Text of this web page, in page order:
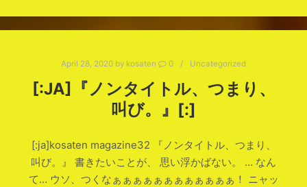
April 28, 2020 by kosaten 0 Uncategorized
[:JA]『ノンタイトル、つまり、
叫び。』[:]
[:ja]kosaten magazine32 『ノンタイトル、つまり、
叫び。』 書きたいことが、 思い浮かばない。 … なん
て… ウソ、つくなぁぁぁぁぁぁぁぁぁぁぁぁ！ ニャッ